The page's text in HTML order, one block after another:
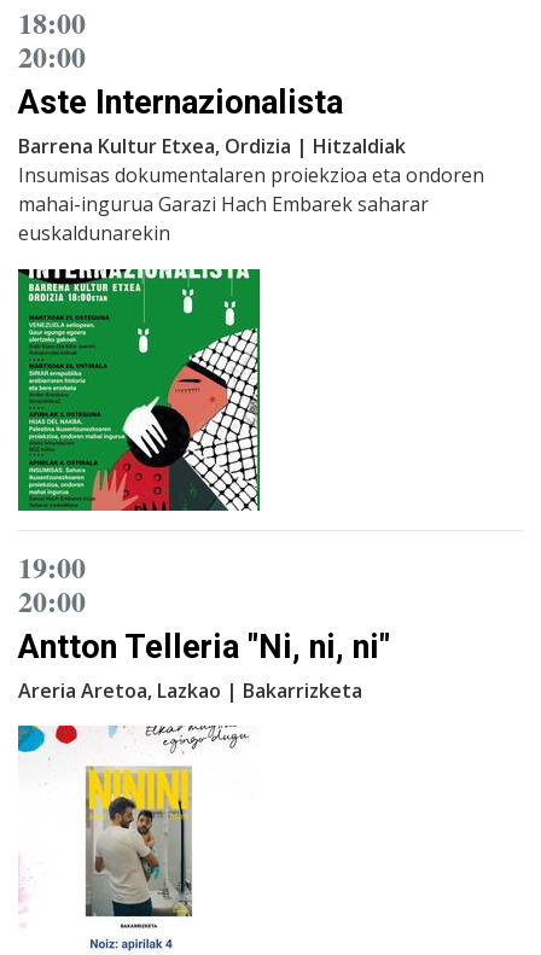
18:00
20:00
Aste Internazionalista
Barrena Kultur Etxea, Ordizia | Hitzaldiak
Insumisas dokumentalaren proiekzioa eta ondoren
mahai-ingurua Garazi Hach Embarek saharar
euskaldunarekin
19:00
20:00
Antton Telleria "Ni, ni, ni"
Areria Aretoa, Lazkao | Bakarrizketa